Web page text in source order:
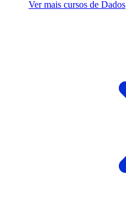
Ver mais cursos de Dados